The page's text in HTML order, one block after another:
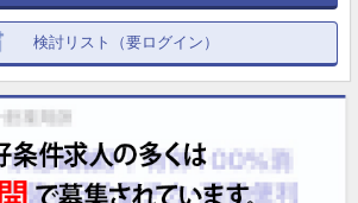
検討リスト（要ログイン）